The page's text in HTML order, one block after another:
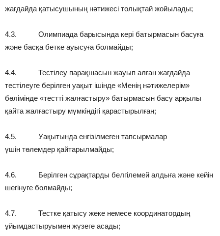
жағдайда қатысушының нәтижесі толықтай жойылады;
4.3. Олимпиада барысында кері батырмасын басуға
және басқа бетке ауысуға болмайды;
4.4. Тестілеу парақшасын жауып алған жағдайда
тестілеуге берілген уақыт ішінде «Менің нәтижелерім»
бөлімінде «тестті жалғастыру» батырмасын басу арқылы
қайта жалғастыру мүмкіндігі қарастырылған;
4.5. Уақытында енгізілмеген тапсырмалар
үшін төлемдер қайтарылмайды;
4.6. Берілген сұрақтарды белгілемей алдыға және кейін
шегінуге болмайды;
4.7. Тестке қатысу жеке немесе координатордың
ұйымдастыруымен жүзеге асады;